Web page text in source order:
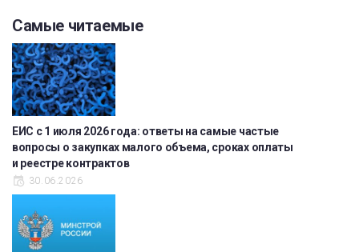
Самые читаемые
ЕИС с 1 июля 2026 года: ответы на самые частые
вопросы о закупках малого объема, сроках оплаты
и реестре контрактов
30.06.2026